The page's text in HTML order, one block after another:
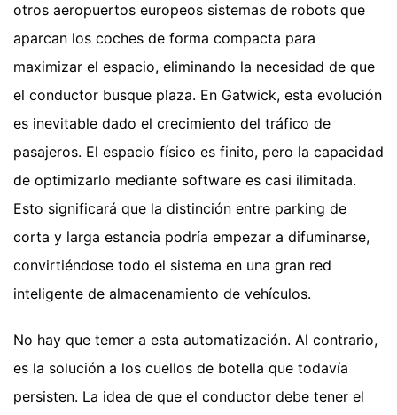
otros aeropuertos europeos sistemas de robots que
aparcan los coches de forma compacta para
maximizar el espacio, eliminando la necesidad de que
el conductor busque plaza. En Gatwick, esta evolución
es inevitable dado el crecimiento del tráfico de
pasajeros. El espacio físico es finito, pero la capacidad
de optimizarlo mediante software es casi ilimitada.
Esto significará que la distinción entre parking de
corta y larga estancia podría empezar a difuminarse,
convirtiéndose todo el sistema en una gran red
inteligente de almacenamiento de vehículos.
No hay que temer a esta automatización. Al contrario,
es la solución a los cuellos de botella que todavía
persisten. La idea de que el conductor debe tener el